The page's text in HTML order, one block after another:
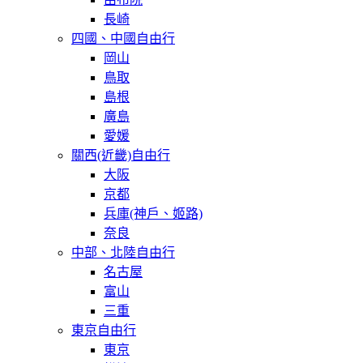
長崎
四國、中國自由行
岡山
鳥取
島根
廣島
愛媛
關西(近畿)自由行
大阪
京都
兵庫(神戶、姬路)
奈良
中部、北陸自由行
名古屋
富山
三重
東京自由行
東京